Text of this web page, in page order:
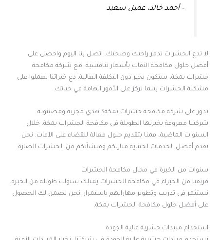
– أحمد خالد، عميل سعيد
لا تدع الحشرات تدمر راحتك وصحتك. اتصل بنا اليوم واحصل على
أفضل حلول مكافحة الآفات بأسعار تنافسية. مع شركة مكافحة
حشرات بمكة، ستكون بخير دون التكلفة العالية. دع خبرائنا يعملوا على
مشكلة الحشرات بينما تركز على الأمور الهامة في حياتك.
تدور على شركة مكافحة حشرات بمكة؟ هذي مجربة ومضمونة
شركتنا معروفة بخبرتها الطويلة في مكافحة الحشرات بمكة. خلال
السنوات الماضية، قمنا بتقديم حلول فعالة للقضاء على الآفات. نحن
نقدم أفضل الخدمات لحماية منازلكم ومنشآتكم من الحشرات الضارة.
سنوات من الخبرة في مجال مكافحة الحشرات
فريقنا من الخبراء في مكافحة الحشرات يمتلك سنوات طويلة من الخبرة.
نستثمر في تدريب وتطوير مهاراتهم باستمرار. نحن نضمن لك الحصول
على أفضل حلول مكافحة الحشرات بمكة.
استخدام مبيدات حشرية عالية الجودة